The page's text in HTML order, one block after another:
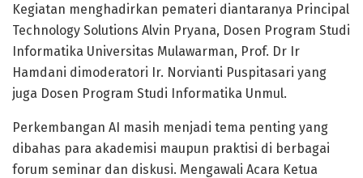
Kegiatan menghadirkan pemateri diantaranya Principal
Technology Solutions Alvin Pryana, Dosen Program Studi
Informatika Universitas Mulawarman, Prof. Dr Ir
Hamdani dimoderatori Ir. Norvianti Puspitasari yang
juga Dosen Program Studi Informatika Unmul.
Perkembangan AI masih menjadi tema penting yang
dibahas para akademisi maupun praktisi di berbagai
forum seminar dan diskusi. Mengawali Acara Ketua